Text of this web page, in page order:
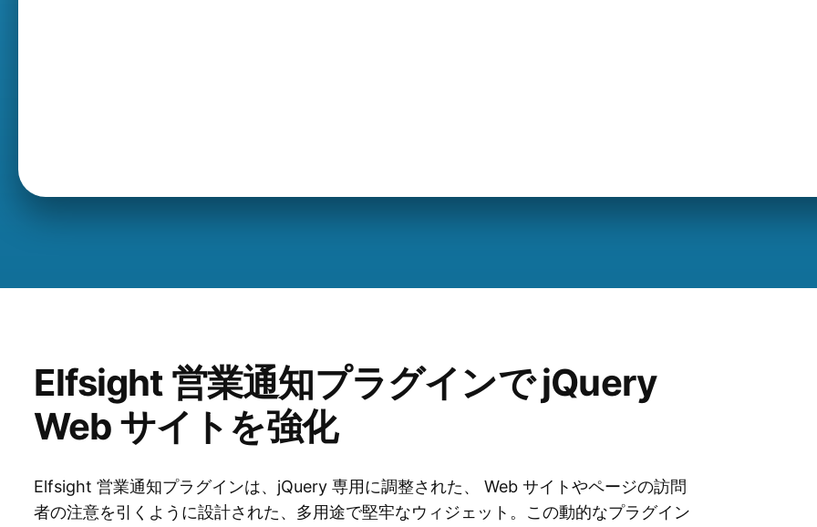
Elfsight 営業通知プラグインで jQuery
Web サイトを強化
Elfsight 営業通知プラグインは、jQuery 専用に調整された、 Web サイトやページの訪問
者の注意を引くように設計された、多用途で堅牢なウィジェット。この動的なプラグイン